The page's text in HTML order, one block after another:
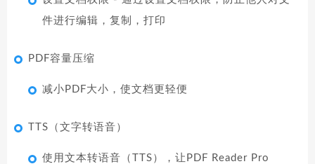
件进行编辑，复制，打印
PDF容量压缩
减小PDF大小，使文档更轻便
TTS（文字转语音）
使用文本转语音（TTS），让PDF Reader Pro